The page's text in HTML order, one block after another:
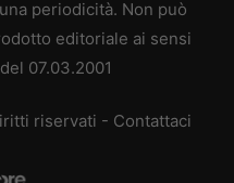
periodicità. Non può
editoriale ai sensi
07.03.2001
riservati - Contattaci